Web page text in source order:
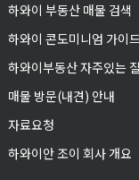
하와이 부동산 매물 검색
하와이 콘도미니엄 가이
하와이부동산 자주있는
매물 방문(내견) 안내
자료요청
하와이안 조이 회사 개요